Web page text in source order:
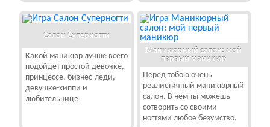
Салон Суперногти
Какой маникюр лучше всего
подойдет простой девочке,
принцессе, бизнес-леди,
девушке-хиппи и
любительнице
Маникюрный салон: мой
первый маникюр
Перед тобою очень
реалистичный маникюрный
салон. В нем ты можешь
сотворить со своими
ногтями любое безумство.